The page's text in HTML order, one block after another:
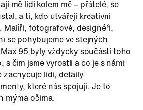
mě lidi kolem mě – přátelé, se
a ti, kdo utvářejí kreativní
Malíři, fotografové, designéři,
se pohybujeme ve stejných
95 byly vždycky součástí toho
s čím jsme vyrostli a co je s námi
zachycuje lidi, detaily
které nás spojují. Je to
mýma očima.